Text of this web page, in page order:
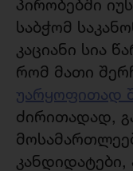
პირობებში
საბჭომ
კაციანი სია
რომ მათი
უარყოფითად
ძირითადად,
კანდიდატები,